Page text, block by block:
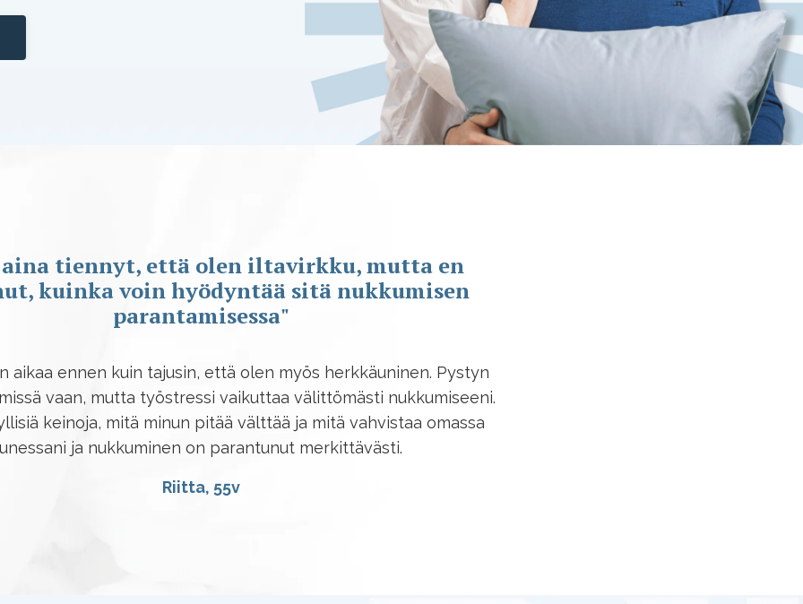
aina tiennyt, että olen iltavirkku, mutta en
kuinka voin hyödyntää sitä nukkumisen
parantamisessa"
aikaa ennen kuin tajusin, että olen myös herkkäuninen. Pystyn
vaan, mutta työstressi vaikuttaa välittömästi nukkumiseeni.
keinoja, mitä minun pitää välttää ja mitä vahvistaa omassa
unessani ja nukkuminen on parantunut merkittävästi.
Riitta, 55v